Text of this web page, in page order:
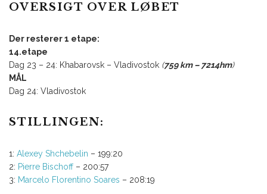
OVERSIGT OVER LØBET
Der resterer 1 etape:
14.etape
Dag 23 – 24: Khabarovsk – Vladivostok (759 km – 7214hm)
MÅL
Dag 24: Vladivostok
STILLINGEN:
1: Alexey Shchebelin – 199:20
2: Pierre Bischoff– 200:57
3: Marcelo Florentino Soares – 208:19